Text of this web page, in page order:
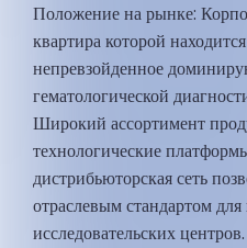
Положение на рынке:
квартира которой
непревзойденное
гематологической
Широкий ассортимент
технологические
дистрибьюторская сеть
отраслевым стандартом
исследовательских центров.